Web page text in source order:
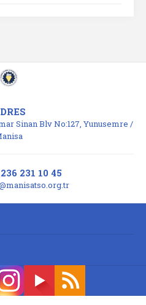
Sinan Blv No:127, Yunusemre /
231 10 45